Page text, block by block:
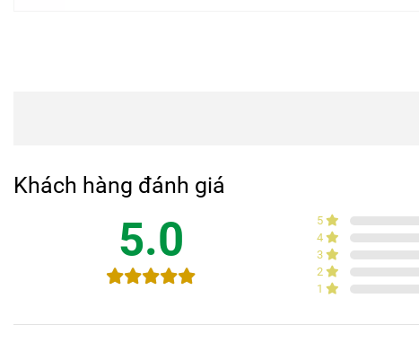
Khách hàng đánh giá
5.0 5
4
3
2
1